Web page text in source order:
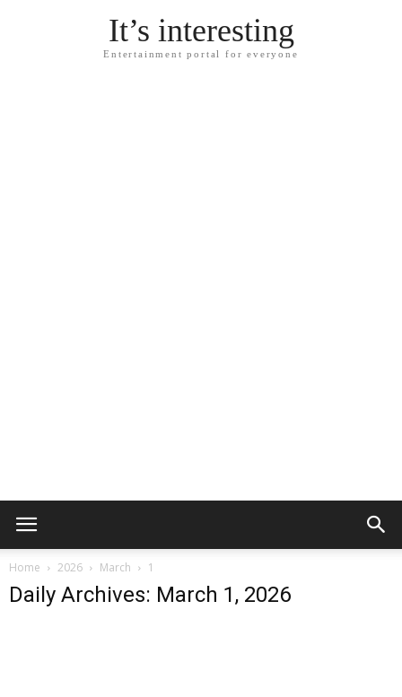
It’s interesting
Entertainment portal for everyone
Home 2026 March 1
Daily Archives: March 1, 2026